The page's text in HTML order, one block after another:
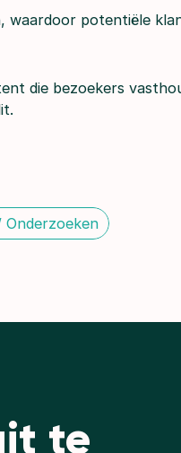
waardoor potentiële
die bezoekers
te